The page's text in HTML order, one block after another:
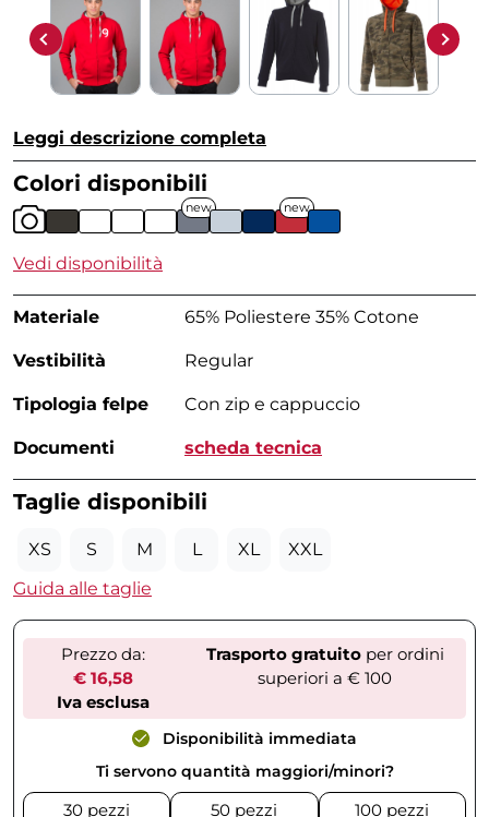
Leggi descrizione completa
Colori disponibili
new new
Vedi disponibilità
Materiale 65% Poliestere 35% Cotone
Vestibilità Regular
Tipologia felpe Con zip e cappuccio
Documenti scheda tecnica
Taglie disponibili
XS S M L XL
XXL
Guida alle taglie
Prezzo da:
€ 16,58
Iva esclusa
Trasporto gratuitoper ordini
superiori a € 100
Disponibilità immediata
Ti servono quantità maggiori/minori?
30 pezzi
50 pezzi
100 pezzi